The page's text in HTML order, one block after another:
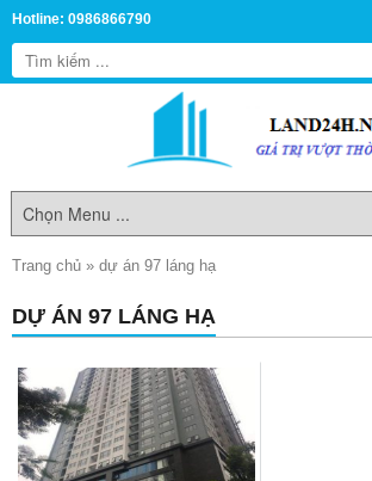
Hotline: 0986866790
Trang chủ » dự án 97 láng hạ
DỰ ÁN 97 LÁNG HẠ